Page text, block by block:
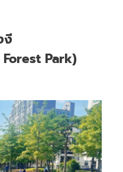
งี
Park)